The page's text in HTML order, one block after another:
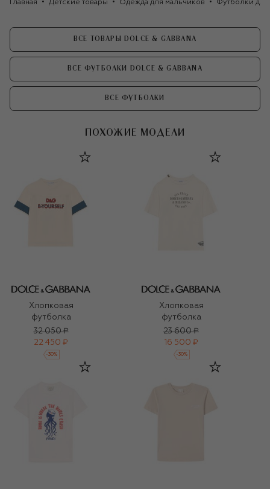
Главная Детские товары Одежда для мальчиков Футболки
ВСЕ ТОВАРЫ DOLCE & GABBANA
ВСЕ ФУТБОЛКИ DOLCE & GABBANA
ВСЕ ФУТБОЛКИ
ПОХОЖИЕ МОДЕЛИ
Хлопковая
футболка
32 050 ₽
22 450 ₽
-30%
Хлопковая
футболка
23 600 ₽
16 500 ₽
-30%